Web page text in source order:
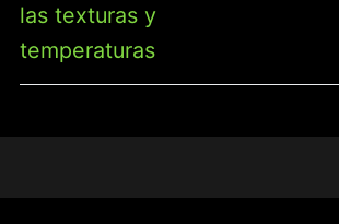
las texturas y
temperaturas